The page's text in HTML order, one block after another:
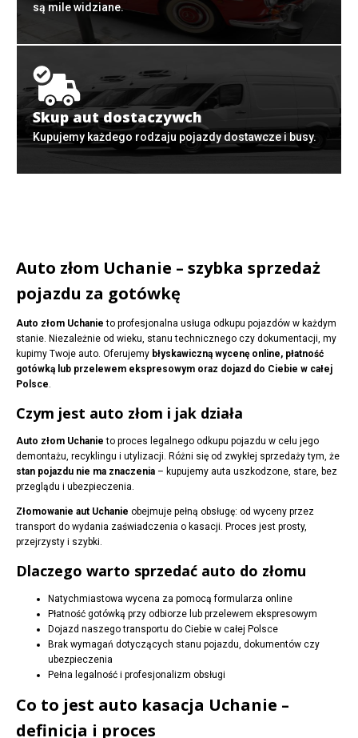
są mile widziane.
Skup aut dostaczywch
Kupujemy każdego rodzaju pojazdy dostawcze i busy.
Auto złom Uchanie – szybka sprzedaż
pojazdu za gotówkę
Auto złom Uchanie to profesjonalna usługa odkupu pojazdów w każdym
stanie. Niezależnie od wieku, stanu technicznego czy dokumentacji, my
kupimy Twoje auto. Oferujemy błyskawiczną wycenę online, płatność
gotówką lub przelewem ekspresowym oraz dojazd do Ciebie w całej
Polsce.
Czym jest auto złom i jak działa
Auto złom Uchanie to proces legalnego odkupu pojazdu w celu jego
demontażu, recyklingu i utylizacji. Różni się od zwykłej sprzedaży tym, że
stan pojazdu nie ma znaczenia – kupujemy auta uszkodzone, stare, bez
przeglądu i ubezpieczenia.
Złomowanie aut Uchanie obejmuje pełną obsługę: od wyceny przez
transport do wydania zaświadczenia o kasacji. Proces jest prosty,
przejrzysty i szybki.
Dlaczego warto sprzedać auto do złomu
Natychmiastowa wycena za pomocą formularza online
Płatność gotówką przy odbiorze lub przelewem ekspresowym
Dojazd naszego transportu do Ciebie w całej Polsce
Brak wymagań dotyczących stanu pojazdu, dokumentów czy
ubezpieczenia
Pełna legalność i profesjonalizm obsługi
Co to jest auto kasacja Uchanie –
definicja i proces